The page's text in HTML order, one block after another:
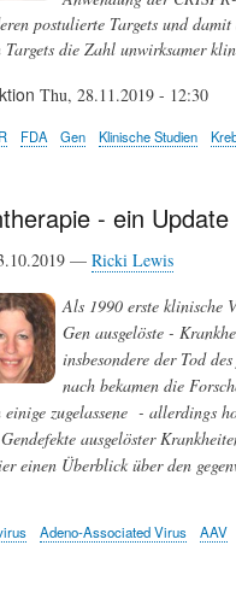
postulierte Targets und
Targets die Zahl unwirksamer
Thu, 28.11.2019 - 12:30
FDA Gen Klinische Studien
- ein Update
— Ricki Lewis
Als 1990 erste klinische
Gen ausgelöste -
insbesondere der Tod
nach bekamen die
einige zugelassene - allerdings
ausgelöster
einen Überblick über den
Adeno-Associated Virus AAV